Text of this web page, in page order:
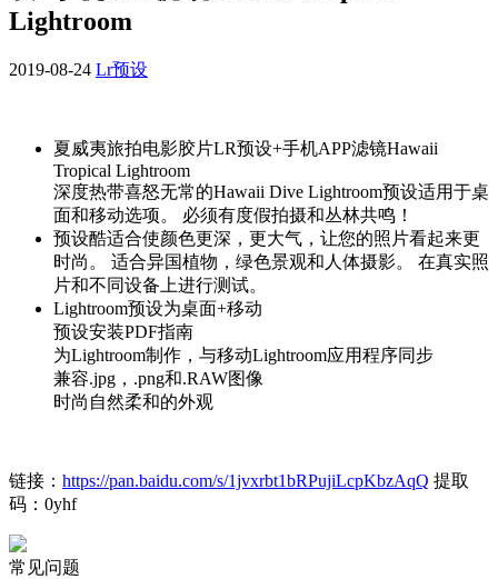
Lightroom
2019-08-24 Lr预设
夏威夷旅拍电影胶片LR预设+手机APP滤镜Hawaii
Tropical Lightroom
深度热带喜怒无常的Hawaii Dive Lightroom预设适用于桌
面和移动选项。 必须有度假拍摄和丛林共鸣！
预设酷适合使颜色更深，更大气，让您的照片看起来更
时尚。 适合异国植物，绿色景观和人体摄影。 在真实照
片和不同设备上进行测试。
Lightroom预设为桌面+移动
预设安装PDF指南
为Lightroom制作，与移动Lightroom应用程序同步
兼容.jpg，.png和.RAW图像
时尚自然柔和的外观
链接： https://pan.baidu.com/s/1jvxrbt1bRPujiLcpKbzAqQ 提取
码：0yhf
常见问题